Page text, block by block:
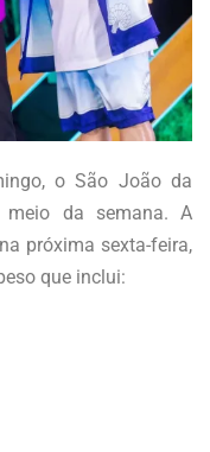
o São João da
da semana. A
próxima sexta-feira,
que inclui: